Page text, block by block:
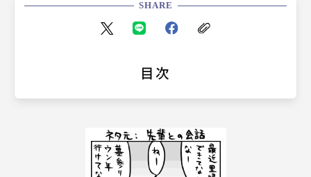
SHARE
目次